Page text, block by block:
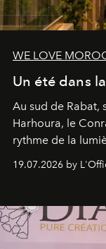
WE LOVE
Un été dans
Au sud de Rabat,
Harhoura, le
rythme de la
rendez-vous avec
19.07.2026 by